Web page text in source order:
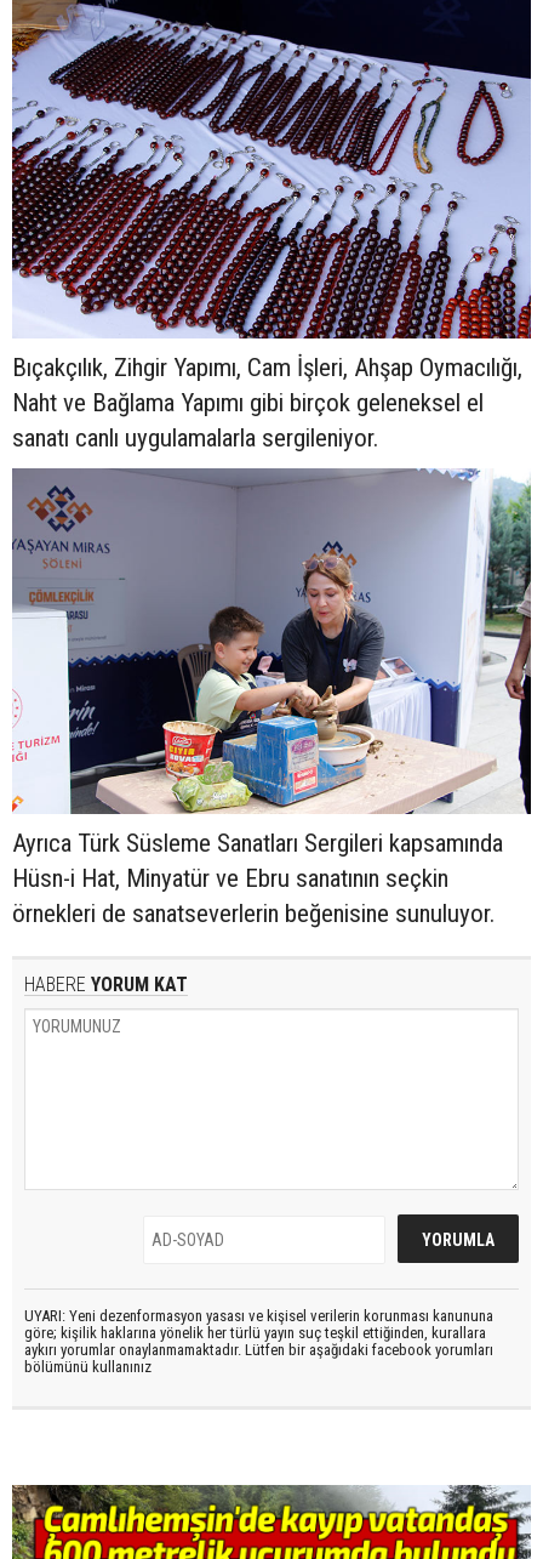
Bıçakçılık, Zihgir Yapımı, Cam İşleri, Ahşap Oymacılığı,
Naht ve Bağlama Yapımı gibi birçok geleneksel el
sanatı canlı uygulamalarla sergileniyor.
Ayrıca Türk Süsleme Sanatları Sergileri kapsamında
Hüsn-i Hat, Minyatür ve Ebru sanatının seçkin
örnekleri de sanatseverlerin beğenisine sunuluyor.
HABERE YORUM KAT
UYARI: Yeni dezenformasyon yasası ve kişisel verilerin korunması kanununa
göre; kişilik haklarına yönelik her türlü yayın suç teşkil ettiğinden, kurallara
aykırı yorumlar onaylanmamaktadır. Lütfen bir aşağıdaki facebook yorumları
bölümünü kullanınız